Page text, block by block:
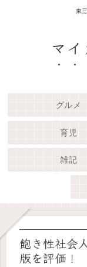
東
マ
グルメ
育児
雑記
飽き性社会
版を評価！